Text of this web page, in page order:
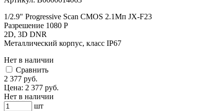
1/2.9" Progressive Scan CMOS 2.1Мп JX-F23
Разрешение 1080 P
2D, 3D DNR
Металлический корпус, класс IP67
Нет в наличии
Cравнить
2 377 руб.
Цена: 2 377 руб.
Нет в наличии
шт